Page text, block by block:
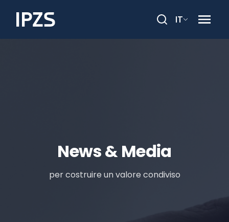
Cerca
IT
News & Media
per costruire un valore condiviso